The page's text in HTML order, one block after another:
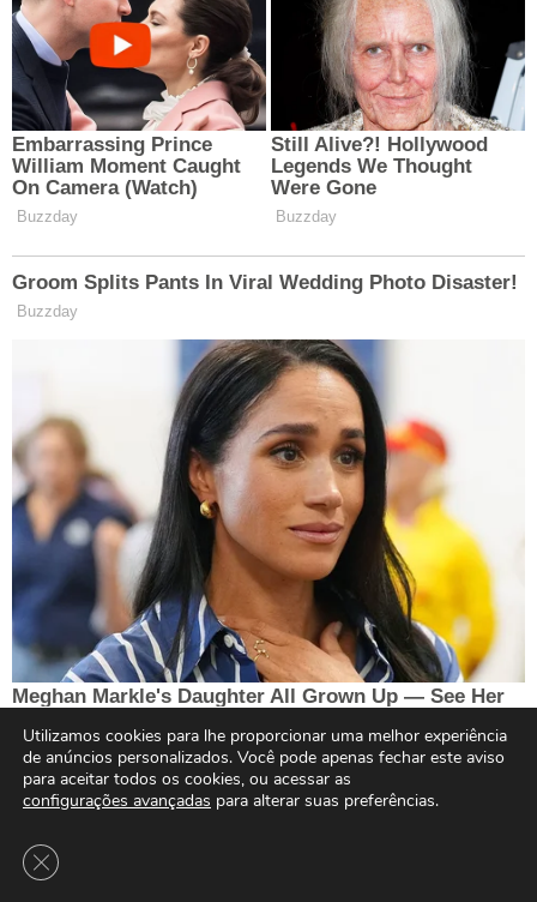
Utilizamos cookies para lhe proporcionar uma melhor experiência
de anúncios personalizados. Você pode apenas fechar este aviso
para aceitar todos os cookies, ou acessar as
configurações avançadas para alterar suas preferências.
Close GDPR Cookie Banner